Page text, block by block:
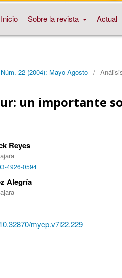
Inicio Sobre la revista Actual
Núm. 22 (2004): Mayo-Agosto /
un importante
Reyes
4926-0594
Alegría
mycp.v7i22.229